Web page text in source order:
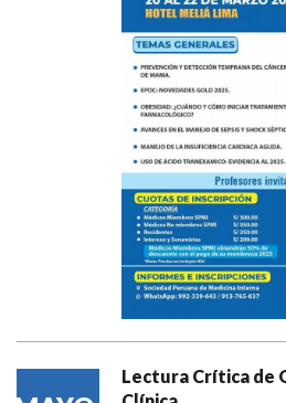
Lectura Crítica de